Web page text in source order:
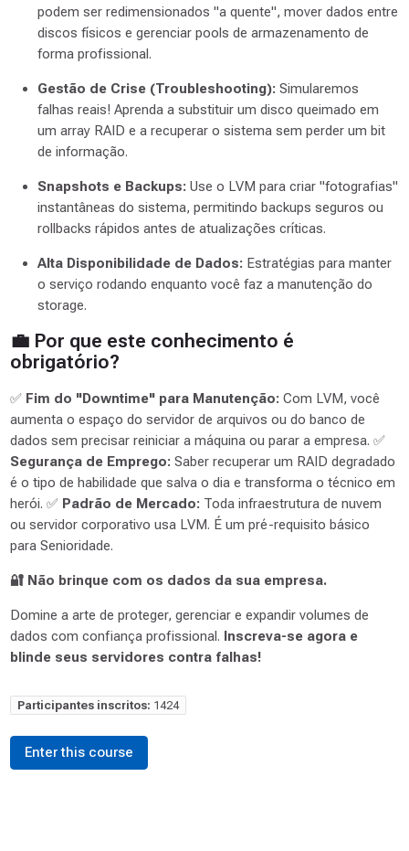
podem ser redimensionados "a quente", mover dados entre
discos físicos e gerenciar pools de armazenamento de
forma profissional.
Gestão de Crise (Troubleshooting): Simularemos
falhas reais! Aprenda a substituir um disco queimado em
um array RAID e a recuperar o sistema sem perder um bit
de informação.
Snapshots e Backups: Use o LVM para criar "fotografias"
instantâneas do sistema, permitindo backups seguros ou
rollbacks rápidos antes de atualizações críticas.
Alta Disponibilidade de Dados: Estratégias para manter
o serviço rodando enquanto você faz a manutenção do
storage.
💼 Por que este conhecimento é
obrigatório?
✅ Fim do "Downtime" para Manutenção: Com LVM, você
aumenta o espaço do servidor de arquivos ou do banco de
dados sem precisar reiniciar a máquina ou parar a empresa. ✅
Segurança de Emprego: Saber recuperar um RAID degradado
é o tipo de habilidade que salva o dia e transforma o técnico em
herói. ✅ Padrão de Mercado: Toda infraestrutura de nuvem
ou servidor corporativo usa LVM. É um pré-requisito básico
para Senioridade.
🔐 Não brinque com os dados da sua empresa.
Domine a arte de proteger, gerenciar e expandir volumes de
dados com confiança profissional. Inscreva-se agora e
blinde seus servidores contra falhas!
Participantes inscritos: 1424
Enter this course